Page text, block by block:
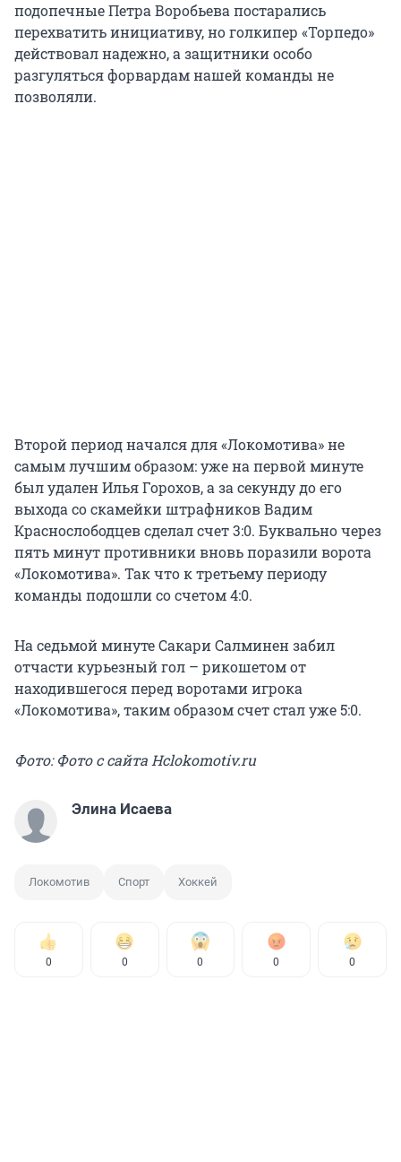
подопечные Петра Воробьева постарались
перехватить инициативу, но голкипер «Торпедо»
действовал надежно, а защитники особо
разгуляться форвардам нашей команды не
позволяли.
Второй период начался для «Локомотива» не
самым лучшим образом: уже на первой минуте
был удален Илья Горохов, а за секунду до его
выхода со скамейки штрафников Вадим
Краснослободцев сделал счет 3:0. Буквально через
пять минут противники вновь поразили ворота
«Локомотива». Так что к третьему периоду
команды подошли со счетом 4:0.
На седьмой минуте Сакари Салминен забил
отчасти курьезный гол – рикошетом от
находившегося перед воротами игрока
«Локомотива», таким образом счет стал уже 5:0.
Фото: Фото с сайта Hclokomotiv.ru
Элина Исаева
Локомотив Спорт Хоккей
0 0 0 0 0